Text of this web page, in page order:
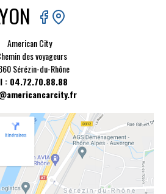
American City
des voyageurs
Sérézin-du-Rhône
: 04.72.70.88.88